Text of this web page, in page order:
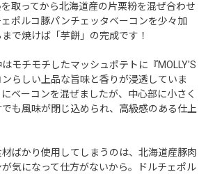
取ってから北海道産の片栗粉を混ぜ合わせ
ポルコ豚パンチェッタベーコンを少々加
で焼けば「芋餅」の完成です！
モチモチしたマッシュポテトに『MOLLY'S
ンらしい上品な旨味と香りが浸透していま
ベーコンを混ぜましたが、中心部に小さく
も風味が閉じ込められ、高級感のある仕上
ばかり使用してしまうのは、北海道産豚肉
気になって仕方がないから。ドルチェポル